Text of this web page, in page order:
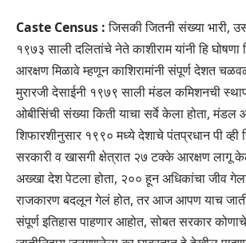
Caste Census :जिसकी जितनी संख्या भारी,
१९७३ साली दलितांचे नेते काशीराम यांनी हि घोषणा
आरक्षण मिळावे म्हणून काशिरामांनी संपूर्ण देशत
मुरारजी देसाईनी १९७९ साली मंडल कमिशनची
ओबीसिंची संख्या किती याचा सर्वे केला होता, मंडल
शिफारशीनुसार १९९० मध्ये देशाचे पंतप्रधान पी व्ही
सरकारी व खासगी क्षेत्रात २७ टक्के आरक्षण लागू
अख्खा देश पेटला होता, २०० हून अधिकांचा जीव
राजकारण बदलून गेलं होत, तर आज आपण याच
संपूर्ण इतिहास पाहणार आहोत, सोबत सरकार